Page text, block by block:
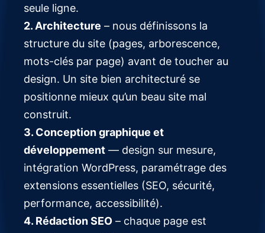
seule ligne.
2. Architecture – nous définissons la
structure du site (pages, arborescence,
mots-clés par page) avant de toucher au
design. Un site bien architecturé se
positionne mieux qu’un beau site mal
construit.
3. Conception graphique et
développement — design sur mesure,
intégration WordPress, paramétrage des
extensions essentielles (SEO, sécurité,
performance, accessibilité).
4. Rédaction SEO – chaque page est